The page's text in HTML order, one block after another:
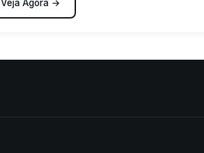
Veja Agora →